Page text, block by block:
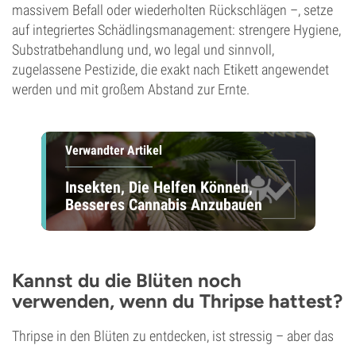
massivem Befall oder wiederholten Rückschlägen –, setze
auf integriertes Schädlingsmanagement: strengere Hygiene,
Substratbehandlung und, wo legal und sinnvoll,
zugelassene Pestizide, die exakt nach Etikett angewendet
werden und mit großem Abstand zur Ernte.
Verwandter Artikel
Insekten, Die Helfen Können,
Besseres Cannabis Anzubauen
Kannst du die Blüten noch
verwenden, wenn du Thripse hattest?
Thripse in den Blüten zu entdecken, ist stressig – aber das